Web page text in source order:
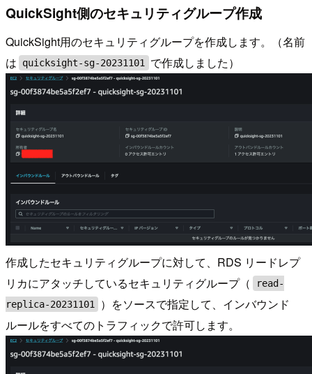
QuickSight側のセキュリティグループ作成
QuickSight用のセキュリティグループを作成します。（名前
は
quicksight-sg-20231101 で作成しました）
作成したセキュリティグループに対して、RDS リードレプ
リカにアタッチしているセキュリティグループ（
read-
replica-20231101
）をソースで指定して、インバウンド
ルールをすべてのトラフィックで許可します。